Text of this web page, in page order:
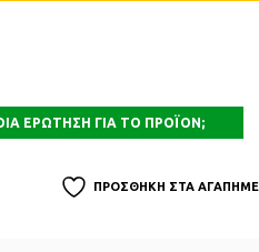
ΠΡΟΣΘΗΚΗ ΣΤΑ